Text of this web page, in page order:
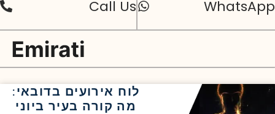
WhatsApp
Call Us
לוח אירועים בדובאי:
מה קורה בעיר ביוני